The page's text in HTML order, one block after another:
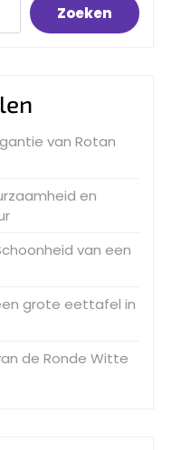
Zoeken
van Rotan
en
van een
grote eettafel in
de Ronde Witte